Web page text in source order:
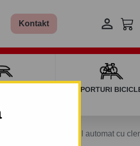
Kontakt 
SUPORTURI
- sistem demontabil automat cu